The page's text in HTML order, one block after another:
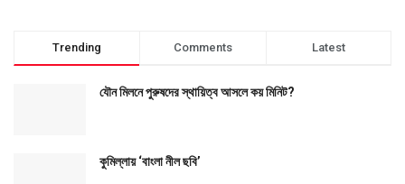
Trending Comments Latest
যৌন মিলনে পুরুষদের স্থায়িত্ব আসলে কয় মিনিট?
কুমিল্লায় ‘বাংলা নীল ছবি’